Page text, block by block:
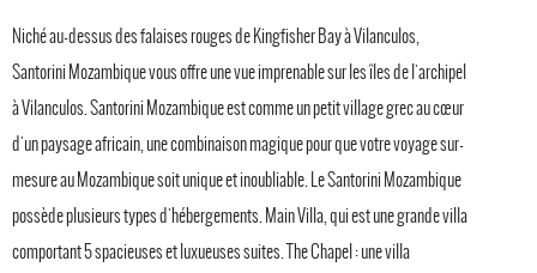
Niché au-dessus des falaises rouges de Kingfisher Bay à Vilanculos,
Santorini Mozambique vous offre une vue imprenable sur les îles de l'archipel
à Vilanculos. Santorini Mozambique est comme un petit village grec au cœur
d'un paysage africain, une combinaison magique pour que votre voyage sur-
mesure au Mozambique soit unique et inoubliable. Le Santorini Mozambique
possède plusieurs types d'hébergements. Main Villa, qui est une grande villa
comportant 5 spacieuses et luxueuses suites. The Chapel : une villa